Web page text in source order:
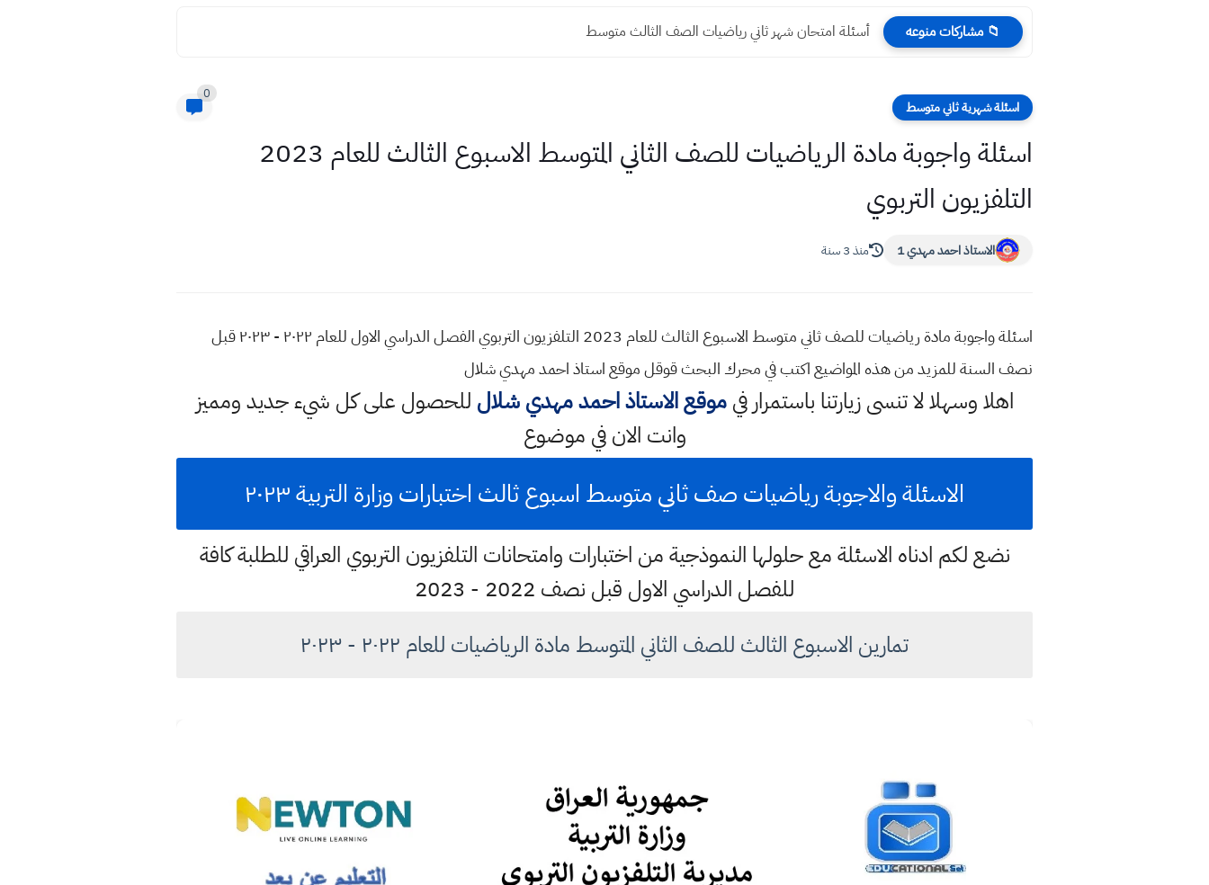
📁 مشاركات منوعه أسئلة امتحان شهر ثاني رياضيات الصف الثالث متوسط
اسئلة شهرية ثاني متوسط
0
اسئلة واجوبة مادة الرياضيات للصف الثاني المتوسط الاسبوع الثالث للعام 2023
التلفزيون التربوي
الاستاذ احمد مهدي 1 منذ 3 سنة
اسئلة واجوبة مادة رياضيات للصف ثاني متوسط الاسبوع الثالث للعام 2023 التلفزيون التربوي الفصل الدراسي الاول للعام ٢٠٢٢ - ٢٠٢٣ قبل
نصف السنة للمزيد من هذه المواضيع اكتب في محرك البحث قوقل موقع استاذ احمد مهدي شلال
اهلا وسهلالا تنسى زيارتنا باستمرار فيموقع الاستاذ احمد مهدي شلال للحصول على كل شيء جديد ومميز
وانت الان في موضوع
الاسئلة والاجوبة رياضيات صف ثاني متوسط اسبوع ثالث اختبارات وزارة التربية ٢٠٢٣
نضع لكم ادناه الاسئلة مع حلولها النموذجية من اختبارات وامتحانات التلفزيون التربوي العراقي للطلبة كافة
للفصل الدراسي الاول قبل نصف 2022 - 2023
تمارين الاسبوع الثالث للصف الثاني المتوسط مادة الرياضيات للعام ٢٠٢٢ - ٢٠٢٣